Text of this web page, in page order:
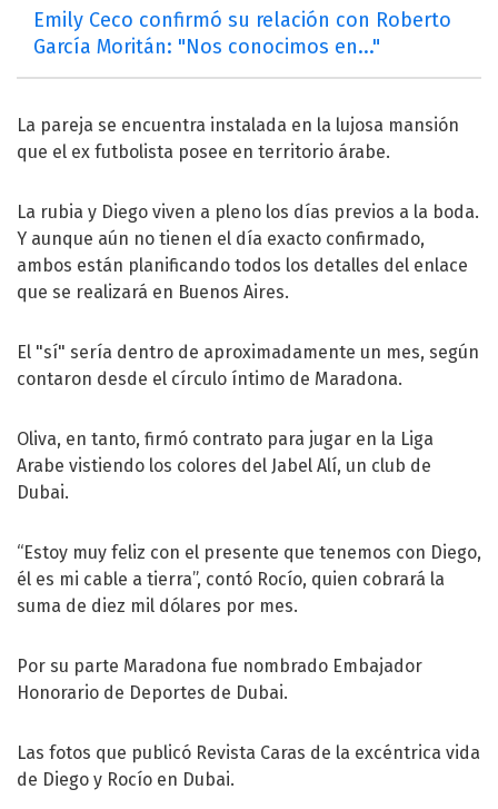
Emily Ceco confirmó su relación con Roberto
García Moritán: "Nos conocimos en..."
La pareja se encuentra instalada en la lujosa mansión
que el ex futbolista posee en territorio árabe.
La rubia y Diego viven a pleno los días previos a la boda.
Y aunque aún no tienen el día exacto confirmado,
ambos están planificando todos los detalles del enlace
que se realizará en Buenos Aires.
El "sí" sería dentro de aproximadamente un mes, según
contaron desde el círculo íntimo de Maradona.
Oliva, en tanto, firmó contrato para jugar en la Liga
Arabe vistiendo los colores del Jabel Alí, un club de
Dubai.
“Estoy muy feliz con el presente que tenemos con Diego,
él es mi cable a tierra”, contó Rocío, quien cobrará la
suma de diez mil dólares por mes.
Por su parte Maradona fue nombrado Embajador
Honorario de Deportes de Dubai.
Las fotos que publicó Revista Caras de la excéntrica vida
de Diego y Rocío en Dubai.